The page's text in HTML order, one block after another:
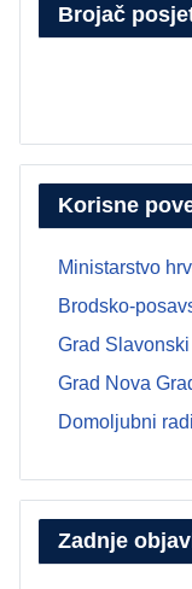
Brojač
Korisne
Ministarstvo
Brodsko-
Grad Slavonski
Grad Nova
Domoljubni
Zadnje